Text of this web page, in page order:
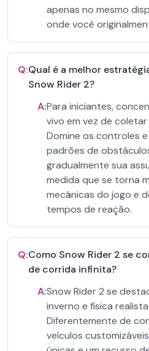
apenas no mesmo
onde você
Q:Qual é a melhor
Snow Rider 2?
A:Para iniciantes,
vivo em vez de
Domine os controles
padrões de
gradualmente sua
medida que se torna
mecânicas do jogo e
tempos de reação.
Q:Como Snow Rider 2 se
de corrida infinita?
A:Snow Rider 2 se
inverno e física
Diferentemente de
veículos